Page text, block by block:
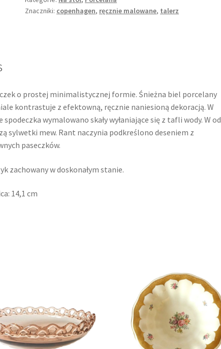
Znaczniki: copenhagen, ręcznie malowane, talerz
o prostej minimalistycznej formie. Śnieżna biel porcelany
kontrastuje z efektowną, ręcznie naniesioną dekoracją. W
spodeczka wymalowano skały wyłaniające się z tafli wody. W
sylwetki mew. Rant naczynia podkreślono deseniem z
paseczków.
zachowany w doskonałym stanie.
14,1 cm